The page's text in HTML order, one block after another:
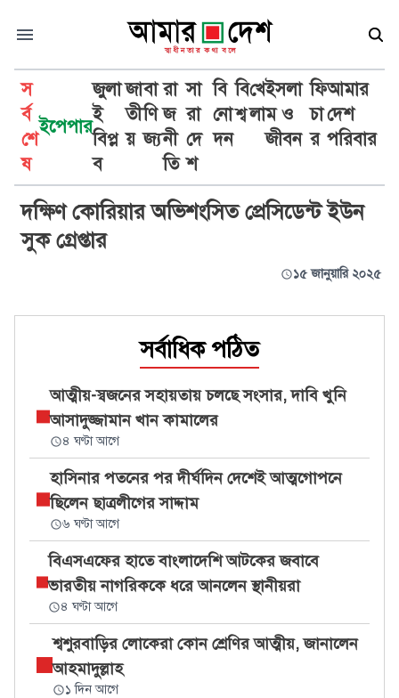
স
র্ব
শে
ষ
ইপেপার
জুলা
ই
বিপ্ল
ব
জা
তী
য়
বা
ণি
জ্য
রা
জ
নী
তি
সা
রা
দে
শ
বি
নো
দন
বি
শ্ব
খে
লা
ইসলা
ম ও
জীবন
ফি
চা
র
আমার
দেশ
পরিবার
অভিশংসিত প্রেসিডেন্ট ইউন সুক ইওল
দক্ষিণ কোরিয়ার অভিশংসিত প্রেসিডেন্ট ইউন
সুক গ্রেপ্তার
১৫ জানুয়ারি ২০২৫
সর্বাধিক পঠিত
আত্মীয়-স্বজনের সহায়তায় চলছে সংসার, দাবি খুনি
আসাদুজ্জামান খান কামালের
৪ ঘণ্টা আগে
হাসিনার পতনের পর দীর্ঘদিন দেশেই আত্মগোপনে
ছিলেন ছাত্রলীগের সাদ্দাম
৬ ঘণ্টা আগে
বিএসএফের হাতে বাংলাদেশি আটকের জবাবে
ভারতীয় নাগরিককে ধরে আনলেন স্থানীয়রা
৪ ঘণ্টা আগে
শ্বশুরবাড়ির লোকেরা কোন শ্রেণির আত্মীয়, জানালেন
আহমাদুল্লাহ
১ দিন আগে